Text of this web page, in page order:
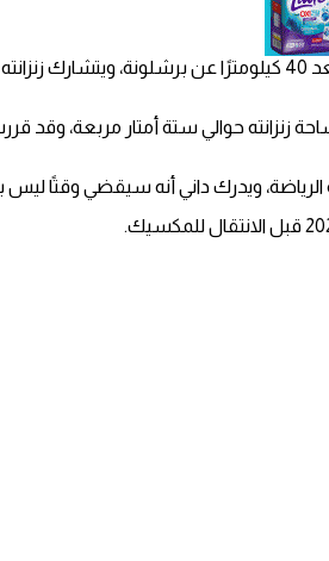
زنزانته حوالي ستة أمتار
ويدرك داني أنه سيقضي وقتًا